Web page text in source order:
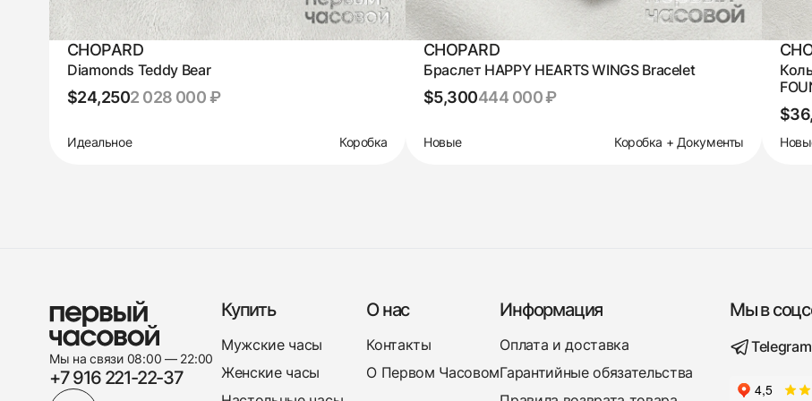
CHOPARD
Diamonds Teddy Bear
$24,2502 028 000 ₽
Идеальное Коробка
CHOPARD
Браслет HAPPY HEARTS WINGS Bracelet
$5,300444 000 ₽
Новые Коробка + Документы
Мы на связи 08:00 — 22:00
+7 916 221-22-37
Купить
Мужские часы
Женские часы
О нас
Контакты
О Первом Часовом
Информация
Оплата и доставка
Гарантийные обязательства
Мы в
Telegram